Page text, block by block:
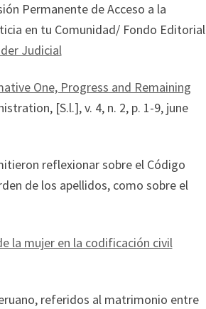
Permanente de Acceso a la
en tu Comunidad/ Fondo Editorial
Judicial
One, Progress and Remaining
[S.l.], v. 4, n. 2, p. 1-9, june
reflexionar sobre el Código
de los apellidos, como sobre el
la mujer en la codificación civil
referidos al matrimonio entre